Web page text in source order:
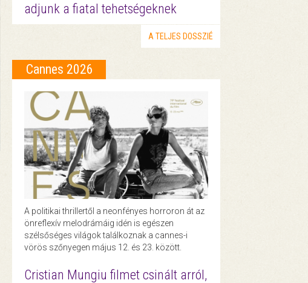
adjunk a fiatal tehetségeknek
A TELJES DOSSZIÉ
Cannes 2026
A politikai thrillertől a neonfényes horroron át az
önreflexív melodrámáig idén is egészen
szélsőséges világok találkoznak a cannes-i
vörös szőnyegen május 12. és 23. között.
Cristian Mungiu filmet csinált arról,